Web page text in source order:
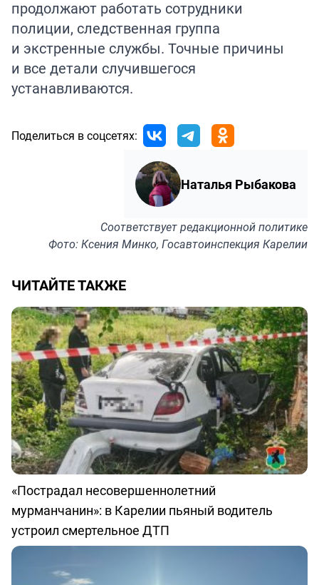
продолжают работать сотрудники
полиции, следственная группа
и экстренные службы. Точные причины
и все детали случившегося
устанавливаются.
Поделиться в соцсетях:
Наталья Рыбакова
Соответствуетредакционной политике
Фото: Ксения Минко, Госавтоинспекция Карелии
ЧИТАЙТЕ ТАКЖЕ
«Пострадал несовершеннолетний
мурманчанин»: в Карелии пьяный водитель
устроил смертельное ДТП